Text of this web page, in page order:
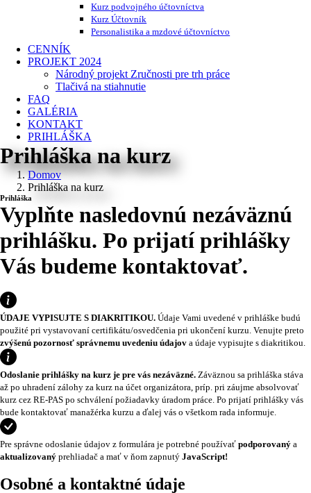
Kurz podvojného účtovníctva
Kurz Účtovník
Personalistika a mzdové účtovníctvo
CENNÍK
PROJEKT 2024
Národný projekt Zručnosti pre trh práce
Tlačivá na stiahnutie
FAQ
GALÉRIA
KONTAKT
PRIHLÁŠKA
Prihláška na kurz
Domov
Prihláška na kurz
Prihláška
Vyplňte nasledovnú nezáväznú
prihlášku. Po prijatí prihlášky
Vás budeme kontaktovať.
ÚDAJE VYPISUJTE S DIAKRITIKOU. Údaje Vami uvedené v prihláške budú
použité pri vystavovaní certifikátu/osvedčenia pri ukončení kurzu. Venujte preto
zvýšenú pozornosť správnemu uvedeniu údajov a údaje vypisujte s diakritikou.
Odoslanie prihlášky na kurz je pre vás nezáväzné. Záväznou sa prihláška stáva
až po uhradení zálohy za kurz na účet organizátora, príp. pri záujme absolvovať
kurz cez RE-PAS po schválení požiadavky úradom práce. Po prijatí prihlášky vás
bude kontaktovať manažérka kurzu a ďalej vás o všetkom rada informuje.
Pre správne odoslanie údajov z formulára je potrebné používať podporovaný a
aktualizovaný prehliadač a mať v ňom zapnutý JavaScript!
Osobné a kontaktné údaje